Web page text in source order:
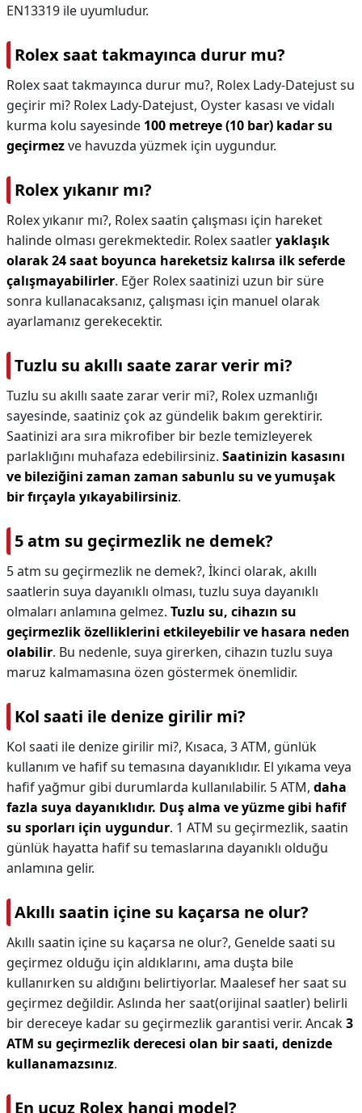
EN13319 ile uyumludur.
Rolex saat takmayınca durur mu?
Rolex saat takmayınca durur mu?, Rolex Lady-Datejust su
geçirir mi? Rolex Lady-Datejust, Oyster kasası ve vidalı
kurma kolu sayesinde 100 metreye (10 bar) kadar su
geçirmezve havuzda yüzmek için uygundur.
Rolex yıkanır mı?
Rolex yıkanır mı?, Rolex saatin çalışması için hareket
halinde olması gerekmektedir. Rolex saatleryaklaşık
olarak 24 saat boyunca hareketsiz kalırsa ilk seferde
çalışmayabilirler. Eğer Rolex saatinizi uzun bir süre
sonra kullanacaksanız, çalışması için manuel olarak
ayarlamanız gerekecektir.
Tuzlu su akıllı saate zarar verir mi?
Tuzlu su akıllı saate zarar verir mi?, Rolex uzmanlığı
sayesinde, saatiniz çok az gündelik bakım gerektirir.
Saatinizi ara sıra mikrofiber bir bezle temizleyerek
parlaklığını muhafaza edebilirsiniz. Saatinizin kasasını
ve bileziğini zaman zaman sabunlu su ve yumuşak
bir fırçayla yıkayabilirsiniz.
5 atm su geçirmezlik ne demek?
5 atm su geçirmezlik ne demek?, İkinci olarak, akıllı
saatlerin suya dayanıklı olması, tuzlu suya dayanıklı
olmaları anlamına gelmez. Tuzlu su, cihazın su
geçirmezlik özelliklerini etkileyebilir ve hasara neden
olabilir. Bu nedenle, suya girerken, cihazın tuzlu suya
maruz kalmamasına özen göstermek önemlidir.
Kol saati ile denize girilir mi?
Kol saati ile denize girilir mi?, Kısaca, 3 ATM, günlük
kullanım ve hafif su temasına dayanıklıdır. El yıkama veya
hafif yağmur gibi durumlarda kullanılabilir. 5 ATM, daha
fazla suya dayanıklıdır. Duş alma ve yüzme gibi hafif
su sporları için uygundur. 1 ATM su geçirmezlik, saatin
günlük hayatta hafif su temaslarına dayanıklı olduğu
anlamına gelir.
Akıllı saatin içine su kaçarsa ne olur?
Akıllı saatin içine su kaçarsa ne olur?, Genelde saati su
geçirmez olduğu için aldıklarını, ama duşta bile
kullanırken su aldığını belirtiyorlar. Maalesef her saat su
geçirmez değildir. Aslında her saat(orijinal saatler) belirli
bir dereceye kadar su geçirmezlik garantisi verir. Ancak3
ATM su geçirmezlik derecesi olan bir saati, denizde
kullanamazsınız.
En ucuz Rolex hangi model?